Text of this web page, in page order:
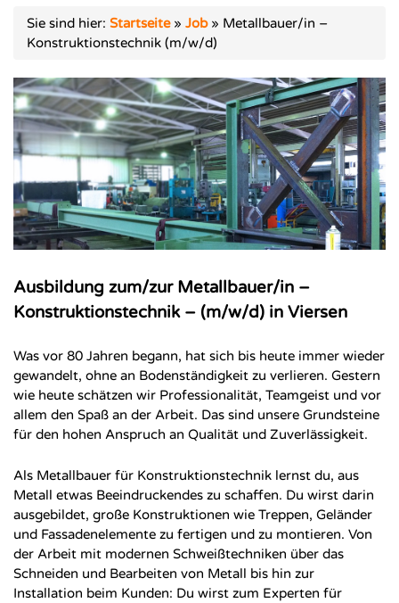
Sie sind hier: Startseite» Job» Metallbauer/in –
Konstruktionstechnik (m/w/d)
Ausbildung zum/zur Metallbauer/in –
Konstruktionstechnik – (m/w/d) in Viersen
Was vor 80 Jahren begann, hat sich bis heute immer wieder
gewandelt, ohne an Bodenständigkeit zu verlieren. Gestern
wie heute schätzen wir Professionalität, Teamgeist und vor
allem den Spaß an der Arbeit. Das sind unsere Grundsteine
für den hohen Anspruch an Qualität und Zuverlässigkeit.
Als Metallbauer für Konstruktionstechnik lernst du, aus
Metall etwas Beeindruckendes zu schaffen. Du wirst darin
ausgebildet, große Konstruktionen wie Treppen, Geländer
und Fassadenelemente zu fertigen und zu montieren. Von
der Arbeit mit modernen Schweißtechniken über das
Schneiden und Bearbeiten von Metall bis hin zur
Installation beim Kunden: Du wirst zum Experten für